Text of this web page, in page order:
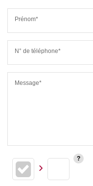
Prénom*
N° de téléphone*
Message*